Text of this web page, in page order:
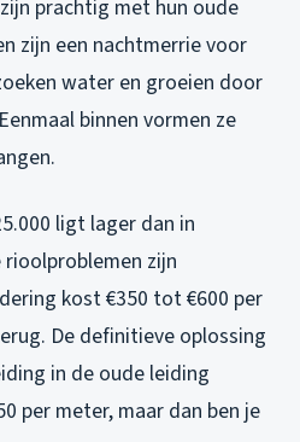
prachtig met hun oude
zijn een nachtmerrie voor
water en groeien door
binnen vormen ze
ligt lager dan in
zijn
kost €350 tot €600 per
De definitieve oplossing
in de oude leiding
per meter, maar dan ben je